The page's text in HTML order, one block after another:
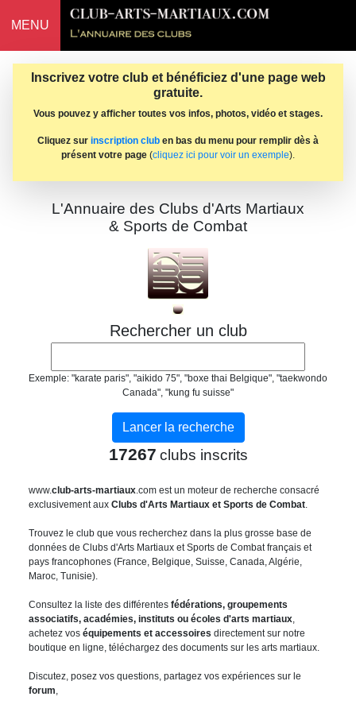
MENU
Inscrivez votre club et bénéficiez d'une page web
gratuite.
Vous pouvez y afficher toutes vos infos, photos, vidéo et stages.
Cliquez sur inscription club en bas du menu pour remplir dès à
présent votre page (cliquez ici pour voir un exemple).
L'Annuaire des Clubs d'Arts Martiaux
& Sports de Combat
Rechercher un club
Exemple: "karate paris", "aikido 75", "boxe thai Belgique", "taekwondo
Canada", "kung fu suisse"
17267 clubs inscrits
www.club-arts-martiaux.com est un moteur de recherche consacré
exclusivement aux Clubs d'Arts Martiaux et Sports de Combat.
Trouvez le club que vous recherchez dans la plus grosse base de
données de Clubs d'Arts Martiaux et Sports de Combat français et
pays francophones (France, Belgique, Suisse, Canada, Algérie,
Maroc, Tunisie).
Consultez la liste des différentes fédérations, groupements
associatifs, académies, instituts ou écoles d'arts martiaux,
achetez vos équipements et accessoires directement sur notre
boutique en ligne, téléchargez des documents sur les arts martiaux.
Discutez, posez vos questions, partagez vos expériences sur le
forum,